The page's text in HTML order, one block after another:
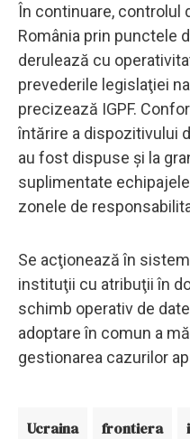
În continuare, controlul
România prin punctele
derulează cu
prevederile legislaţiei
precizează IGPF.
întărire a dispozitivului
au fost dispuse şi la
suplimentate
zonele de
Se acţionează în
instituţii cu atribuţii în
schimb operativ de
adoptare în comun a
gestionarea cazurilor
Ucraina frontiera